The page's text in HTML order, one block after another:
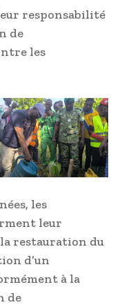
responsabilité
de
les
les
leur
restauration du
d’un
à la
de